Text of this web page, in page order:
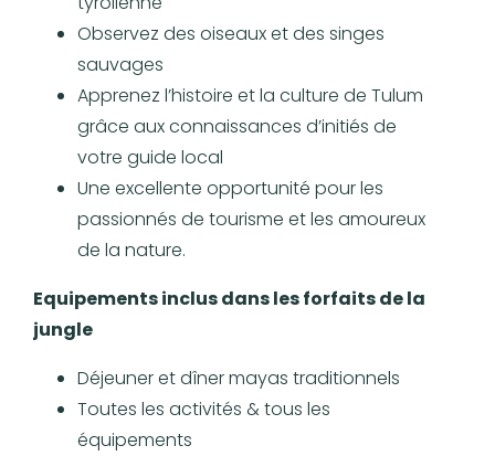
Observez des oiseaux et des singes
sauvages
Apprenez l’histoire et la culture de Tulum
grâce aux connaissances d’initiés de
votre guide local
Une excellente opportunité pour les
passionnés de tourisme et les amoureux
de la nature.
Equipements inclus dans les forfaits de la
jungle
Déjeuner et dîner mayas traditionnels
Toutes les activités & tous les
équipements